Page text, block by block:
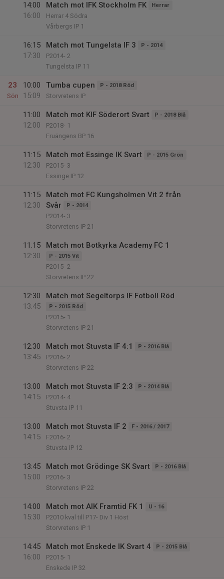
14:00
16:00
Match mot IFK Stockholm FK Herrar
Herrar 4 Södra
Vårbergs IP 1
16:15
17:30
Match mot Tungelsta IF 3 P - 2014
P2014- 2
Tungelsta IP 11
23
Sön
10:00
15:09
Tumba cupen P - 2018 Röd
Storvretens IP
11:00
12:00
Match mot KIF Söderort Svart P - 2018 Blå
P2018- 1
Fruängens BP 16
11:15
12:30
Match mot Essinge IK Svart P - 2015 Grön
P2015- 3
Essinge IP 12
11:15
12:30
Match mot FC Kungsholmen Vit 2 från
Svår
P - 2014
P2014- 3
Storvretens IP 21
11:15
12:30
Match mot Botkyrka Academy FC 1
P - 2015 Vit
P2015- 2
Storvretens IP 22
12:30
13:45
Match mot Segeltorps IF Fotboll Röd
P - 2015 Röd
P2015- 1
Storvretens IP 21
12:30
13:45
Match mot Stuvsta IF 4:1 P - 2016 Blå
P2016- 2
Storvretens IP 22
13:00
14:15
Match mot Stuvsta IF 2:3 P - 2014 Blå
P2014- 4
Stuvsta IP 11
13:00
14:15
Match mot Stuvsta IF 2 F - 2016 / 2017
F2016- 2
Stuvsta IP 12
13:45
15:00
Match mot Grödinge SK Svart P - 2016 Blå
P2016- 3
Storvretens IP 22
14:00
15:30
Match mot AIK Framtid FK 1 U - 16
P2010 kval till P17- Div 1 Höst
Storvretens IP 1
14:45
16:00
Match mot Enskede IK Svart 4 P - 2015 Blå
P2015- 1
Enskede IP 32